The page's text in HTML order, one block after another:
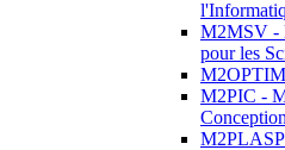
M2MSV -
pour les
M2PIC -
Conception